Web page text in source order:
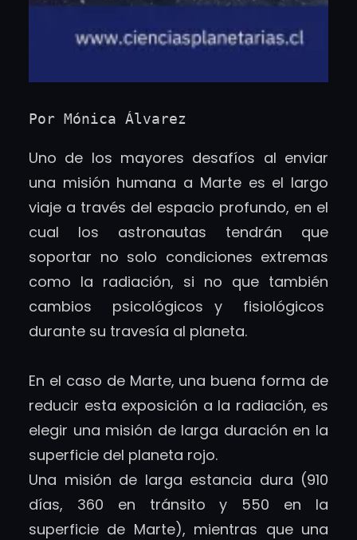
Por Mónica Álvarez
Uno de los mayores desafíos al enviar
una misión humana a Marte es el largo
viaje a través del espacio profundo, en el
cual los astronautas tendrán que
soportar no solo condiciones extremas
como la radiación, si no que también
cambios psicológicos y fisiológicos
durante su travesía al planeta.
En el caso de Marte, una buena forma de
reducir esta exposición a la radiación, es
elegir una misión de larga duración en la
superficie del planeta rojo.
Una misión de larga estancia dura (910
días, 360 en tránsito y 550 en la
superficie de Marte), mientras que una